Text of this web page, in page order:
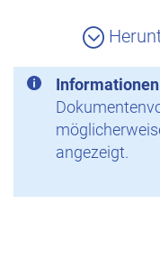
angezeigt.